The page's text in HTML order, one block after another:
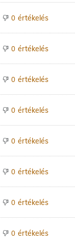
0 értékelés
0 értékelés
0 értékelés
0 értékelés
0 értékelés
0 értékelés
0 értékelés
0 értékelés